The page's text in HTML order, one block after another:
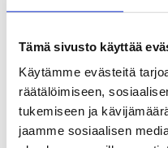
Tämä sivusto käyttää
Käytämme evästeitä
räätälöimiseen,
tukemiseen ja
jaamme sosiaalisen
nollaus. Jos
vieläkään käynnisty
ammattilaisen apuun.
Hyvinkään alueella
järjestelmän